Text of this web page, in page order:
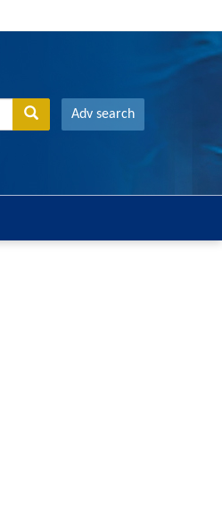
Adv search